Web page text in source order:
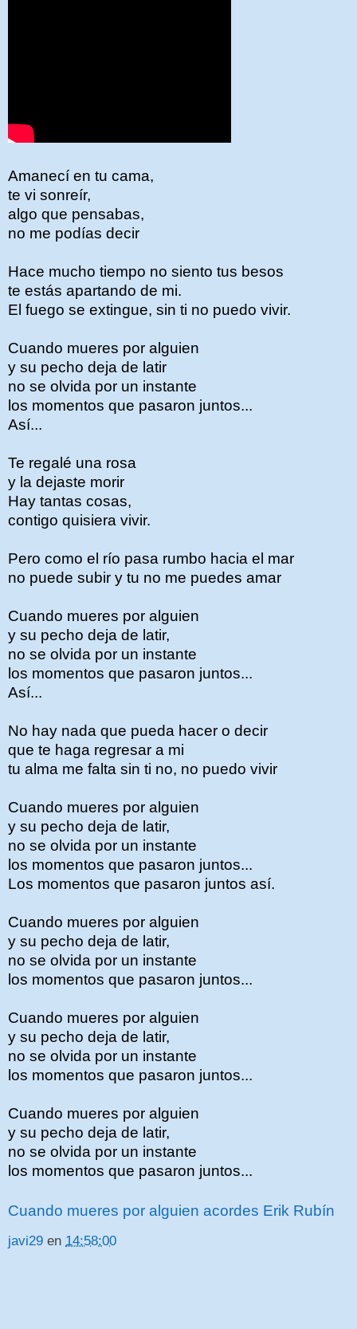
Amanecí en tu cama,
te vi sonreír,
algo que pensabas,
no me podías decir
Hace mucho tiempo no siento tus besos
te estás apartando de mi.
El fuego se extingue, sin ti no puedo vivir.
Cuando mueres por alguien
y su pecho deja de latir
no se olvida por un instante
los momentos que pasaron juntos...
Así...
Te regalé una rosa
y la dejaste morir
Hay tantas cosas,
contigo quisiera vivir.
Pero como el río pasa rumbo hacia el mar
no puede subir y tu no me puedes amar
Cuando mueres por alguien
y su pecho deja de latir,
no se olvida por un instante
los momentos que pasaron juntos...
Así...
No hay nada que pueda hacer o decir
que te haga regresar a mi
tu alma me falta sin ti no, no puedo vivir
Cuando mueres por alguien
y su pecho deja de latir,
no se olvida por un instante
los momentos que pasaron juntos...
Los momentos que pasaron juntos así.
Cuando mueres por alguien
y su pecho deja de latir,
no se olvida por un instante
los momentos que pasaron juntos...
Cuando mueres por alguien
y su pecho deja de latir,
no se olvida por un instante
los momentos que pasaron juntos...
Cuando mueres por alguien
y su pecho deja de latir,
no se olvida por un instante
los momentos que pasaron juntos...
Cuando mueres por alguien acordes Erik Rubín
javi29 en 14:58:00